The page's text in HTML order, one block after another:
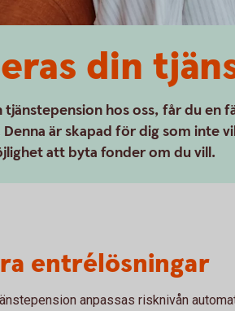
din
tjänstepension hos oss, får du en
är skapad för dig som inte
att byta fonder om du vill.
entrélösningar
anpassas risknivån